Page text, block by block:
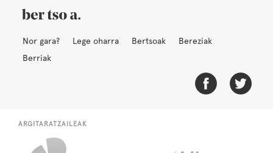
Nor gara? Lege oharra Bertsoak
Bereziak
Berriak
ARGITARATZAILEAK